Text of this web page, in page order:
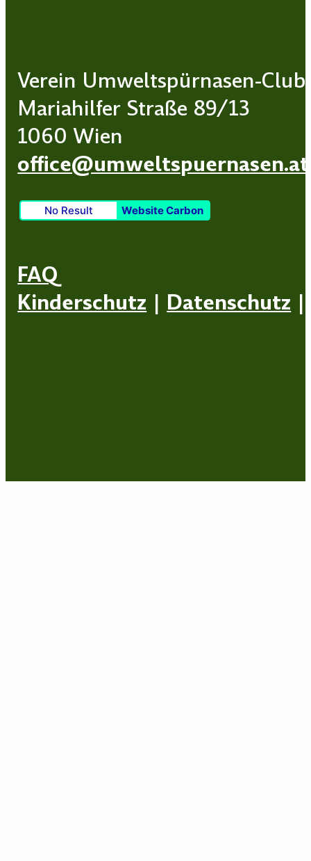
Verein Umweltspürnasen-Club
Mariahilfer Straße 89/13
1060 Wien
office@umweltspuernasen.at
No Result Website Carbon
FAQ
Kinderschutz | Datenschutz |